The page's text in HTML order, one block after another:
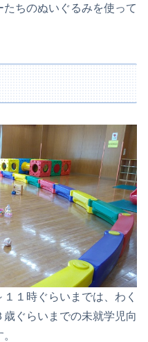
ちのぬいぐるみを使って
１時ぐらいまでは、わく
ぐらいまでの未就学児向